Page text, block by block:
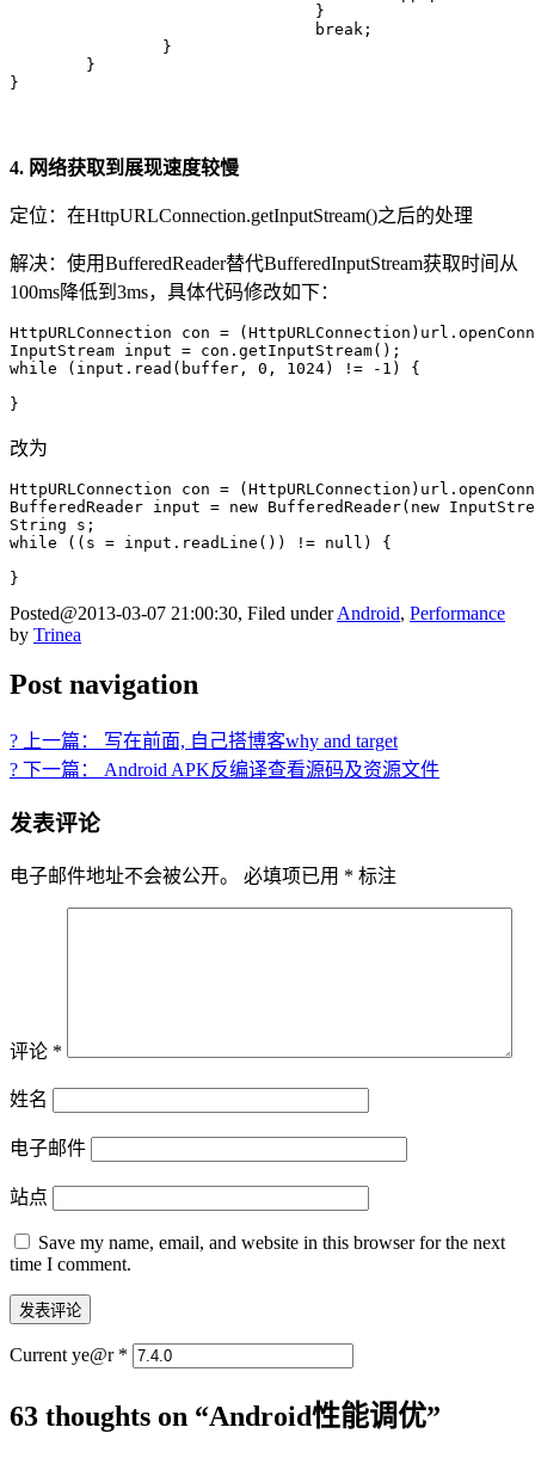
}
4. 网络获取到展现速度较慢
定位：在HttpURLConnection.getInputStream()之后的处理
解决：使用BufferedReader替代BufferedInputStream获取时间从
100ms降低到3ms，具体代码修改如下：
HttpURLConnection con =
InputStream input = con.getInputStream();
while (input.read(buffer, 0, 1024) != -1) {
}
改为
HttpURLConnection con =
BufferedReader input = new BufferedReader(new
String s;
while ((s = input.readLine()) != null) {
}
Posted@2013-03-07 21:00:30, Filed underAndroid, Performance
by Trinea
Post navigation
? 上一篇： 写在前面, 自己搭博客why and target
? 下一篇： Android APK反编译查看源码及资源文件
发表评论
电子邮件地址不会被公开。 必填项已用 * 标注
评论 *
姓名
电子邮件
站点
Save my name, email, and website in this browser for the next
time I comment.
Current ye@r *
63 thoughts on “Android性能调优”